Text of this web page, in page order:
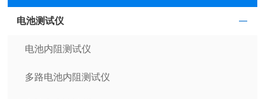
电池测试仪
电池内阻测试仪
多路电池内阻测试仪